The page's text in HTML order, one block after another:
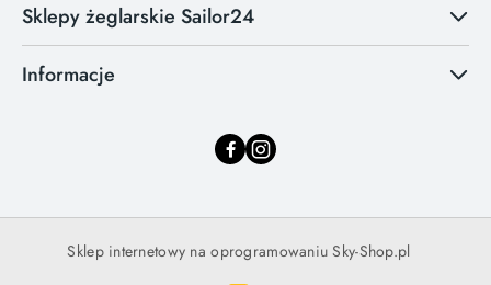
Sklepy żeglarskie Sailor24
Informacje
Sklep internetowy na oprogramowaniu Sky-Shop.pl